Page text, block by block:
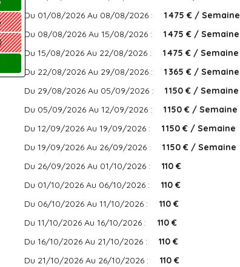
Du 01/08/2026 Au 08/08/2026 :
1 475 € / Semaine
Du 08/08/2026 Au 15/08/2026 :
1 475 € / Semaine
Du 15/08/2026 Au 22/08/2026 :
1 475 € / Semaine
Du 22/08/2026 Au 29/08/2026 :
1 365 € / Semaine
Du 29/08/2026 Au 05/09/2026 :
1 150 € / Semaine
Du 05/09/2026 Au 12/09/2026 :
1 150 € / Semaine
Du 12/09/2026 Au 19/09/2026 :
1 150 € / Semaine
Du 19/09/2026 Au 26/09/2026 :
1 150 € / Semaine
Du 26/09/2026 Au 01/10/2026 :
110 €
Du 01/10/2026 Au 06/10/2026 :
110 €
Du 06/10/2026 Au 11/10/2026 :
110 €
Du 11/10/2026 Au 16/10/2026 :
110 €
Du 16/10/2026 Au 21/10/2026 :
110 €
Du 21/10/2026 Au 26/10/2026 :
110 €